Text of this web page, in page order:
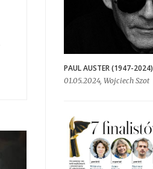
PAUL AUSTER (1947-2024)
01.05.2024, Wojciech Szot